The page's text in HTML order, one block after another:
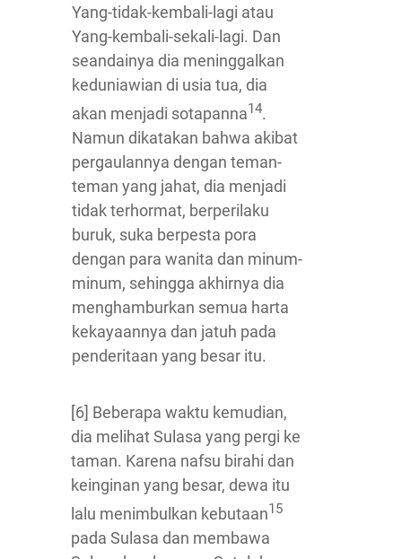
Yang-tidak-kembali-lagi atau
Yang-kembali-sekali-lagi. Dan
seandainya dia meninggalkan
keduniawian di usia tua, dia
akan menjadi sotapanna14.
Namun dikatakan bahwa akibat
pergaulannya dengan teman-
teman yang jahat, dia menjadi
tidak terhormat, berperilaku
buruk, suka berpesta pora
dengan para wanita dan minum-
minum, sehingga akhirnya dia
menghamburkan semua harta
kekayaannya dan jatuh pada
penderitaan yang besar itu.
[6] Beberapa waktu kemudian,
dia melihat Sulasa yang pergi ke
taman. Karena nafsu birahi dan
keinginan yang besar, dewa itu
lalu menimbulkan kebutaan15
pada Sulasa dan membawa